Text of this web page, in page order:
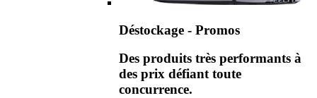
Déstockage - Promos
Des produits très performants à
des prix défiant toute
concurrence.